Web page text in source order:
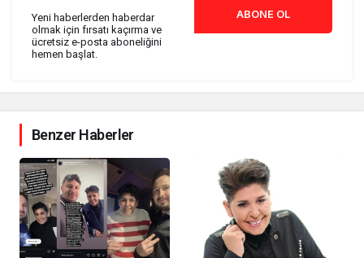
Yeni haberlerden haberdar
olmak için fırsatı kaçırma ve
ücretsiz e-posta aboneliğini
hemen başlat.
ABONE OL
Benzer Haberler